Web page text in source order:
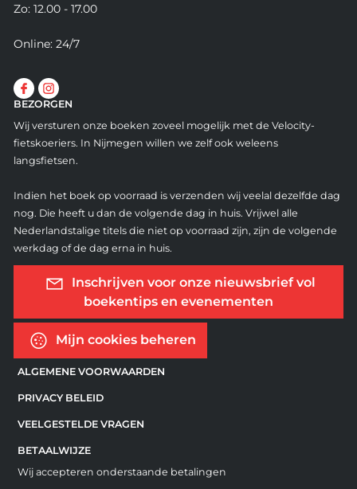
Zo: 12.00 - 17.00
Online: 24/7
BEZORGEN
Wij versturen onze boeken zoveel mogelijk met de Velocity-
fietskoeriers. In Nijmegen willen we zelf ook weleens
langsfietsen.
Indien het boek op voorraad is verzenden wij veelal dezelfde dag
nog. Die heeft u dan de volgende dag in huis. Vrijwel alle
Nederlandstalige titels die niet op voorraad zijn, zijn de volgende
werkdag of de dag erna in huis.
Inschrijven voor onze nieuwsbrief vol
boekentips en evenementen
Mijn cookies beheren
ALGEMENE VOORWAARDEN
PRIVACY BELEID
VEELGESTELDE VRAGEN
BETAALWIJZE
Wij accepteren onderstaande betalingen